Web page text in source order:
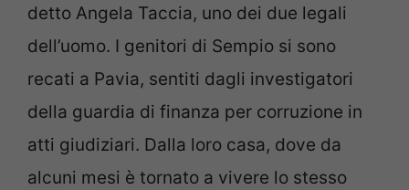
detto Angela Taccia, uno dei due legali
dell’uomo. I genitori di Sempio si sono
recati a Pavia, sentiti dagli investigatori
della guardia di finanza per corruzione in
atti giudiziari. Dalla loro casa, dove da
alcuni mesi è tornato a vivere lo stesso